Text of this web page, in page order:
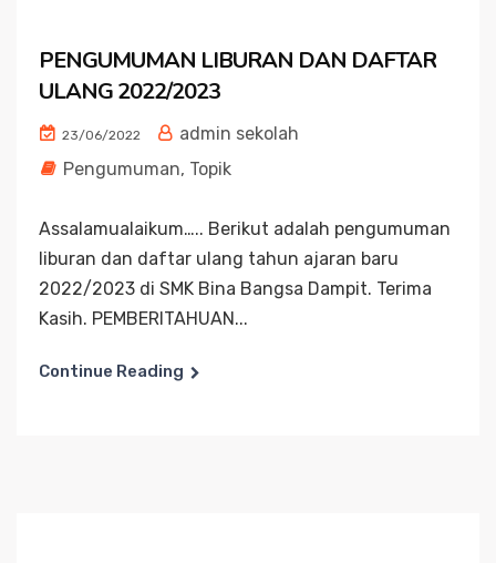
PENGUMUMAN LIBURAN DAN DAFTAR
ULANG 2022/2023
23/06/2022
admin sekolah
Pengumuman, Topik
Assalamualaikum….. Berikut adalah pengumuman
liburan dan daftar ulang tahun ajaran baru
2022/2023 di SMK Bina Bangsa Dampit. Terima
Kasih. PEMBERITAHUAN...
Continue Reading